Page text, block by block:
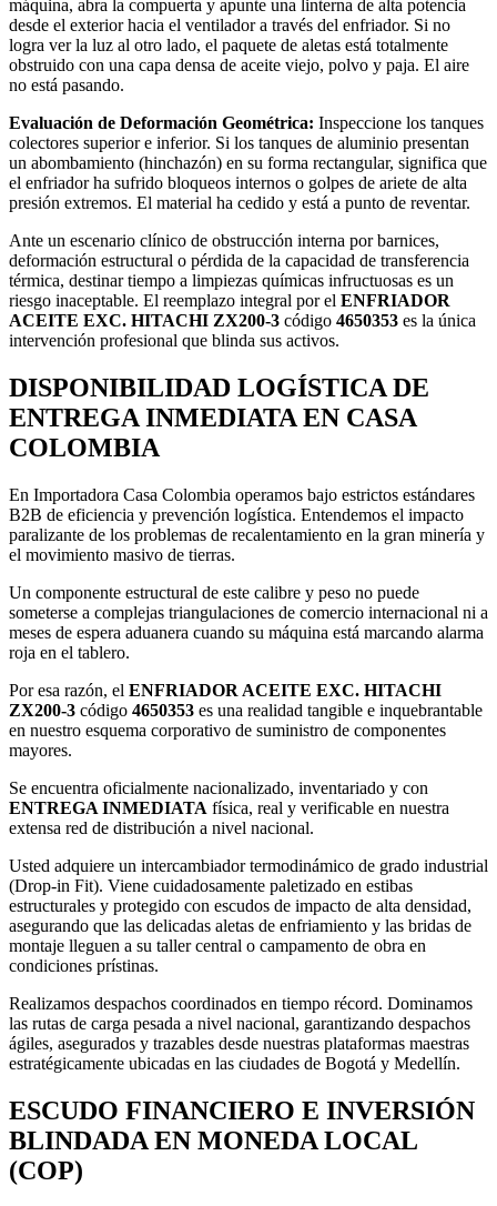
máquina, abra la compuerta y apunte una linterna de alta potencia
desde el exterior hacia el ventilador a través del enfriador. Si no
logra ver la luz al otro lado, el paquete de aletas está totalmente
obstruido con una capa densa de aceite viejo, polvo y paja. El aire
no está pasando.
Evaluación de Deformación Geométrica: Inspeccione los tanques
colectores superior e inferior. Si los tanques de aluminio presentan
un abombamiento (hinchazón) en su forma rectangular, significa que
el enfriador ha sufrido bloqueos internos o golpes de ariete de alta
presión extremos. El material ha cedido y está a punto de reventar.
Ante un escenario clínico de obstrucción interna por barnices,
deformación estructural o pérdida de la capacidad de transferencia
térmica, destinar tiempo a limpiezas químicas infructuosas es un
riesgo inaceptable. El reemplazo integral por el ENFRIADOR
ACEITE EXC. HITACHI ZX200-3 código 4650353 es la única
intervención profesional que blinda sus activos.
DISPONIBILIDAD LOGÍSTICA DE
ENTREGA INMEDIATA EN CASA
COLOMBIA
En Importadora Casa Colombia operamos bajo estrictos estándares
B2B de eficiencia y prevención logística. Entendemos el impacto
paralizante de los problemas de recalentamiento en la gran minería y
el movimiento masivo de tierras.
Un componente estructural de este calibre y peso no puede
someterse a complejas triangulaciones de comercio internacional ni a
meses de espera aduanera cuando su máquina está marcando alarma
roja en el tablero.
Por esa razón, el ENFRIADOR ACEITE EXC. HITACHI
ZX200-3 código 4650353 es una realidad tangible e inquebrantable
en nuestro esquema corporativo de suministro de componentes
mayores.
Se encuentra oficialmente nacionalizado, inventariado y con
ENTREGA INMEDIATA física, real y verificable en nuestra
extensa red de distribución a nivel nacional.
Usted adquiere un intercambiador termodinámico de grado industrial
(Drop-in Fit). Viene cuidadosamente paletizado en estibas
estructurales y protegido con escudos de impacto de alta densidad,
asegurando que las delicadas aletas de enfriamiento y las bridas de
montaje lleguen a su taller central o campamento de obra en
condiciones prístinas.
Realizamos despachos coordinados en tiempo récord. Dominamos
las rutas de carga pesada a nivel nacional, garantizando despachos
ágiles, asegurados y trazables desde nuestras plataformas maestras
estratégicamente ubicadas en las ciudades de Bogotá y Medellín.
ESCUDO FINANCIERO E INVERSIÓN
BLINDADA EN MONEDA LOCAL
(COP)